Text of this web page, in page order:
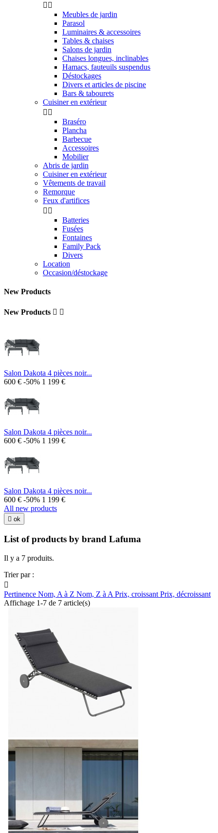
 
Meubles de jardin
Parasol
Luminaires & accessoires
Tables & chaises
Salons de jardin
Chaises longues, inclinables
Hamacs, fauteuils suspendus
Déstockages
Divers et articles de piscine
Bars & tabourets
Cuisiner en extérieur
 
Braséro
Plancha
Barbecue
Accessoires
Mobilier
Abris de jardin
Cuisiner en extérieur
Vêtements de travail
Remorque
Feux d'artifices
 
Batteries
Fusées
Fontaines
Family Pack
Divers
Location
Occasion/déstockage
New Products
New Products  
Salon Dakota 4 pièces noir...
600 € -50% 1 199 €
Salon Dakota 4 pièces noir...
600 € -50% 1 199 €
Salon Dakota 4 pièces noir...
600 € -50% 1 199 €
All new products
 ok
List of products by brand Lafuma
Il y a 7 produits.
Trier par :

Pertinence Nom, A à Z Nom, Z à A Prix, croissant Prix, décroissant
Affichage 1-7 de 7 article(s)